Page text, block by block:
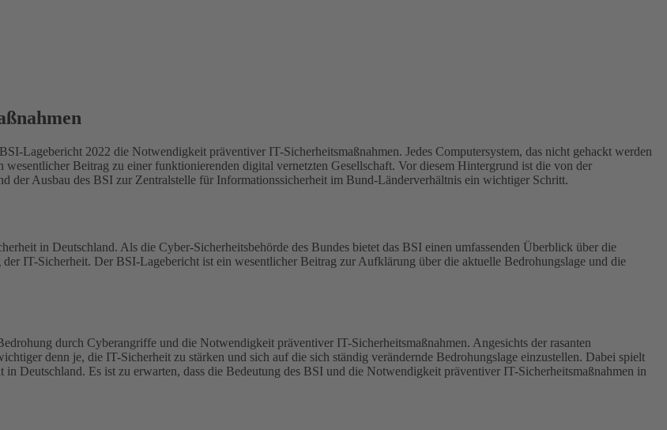
Lagebericht 2022 die Notwendigkeit präventiver IT-Sicherheitsmaßnahmen. Jedes Computersystem, das nicht gehackt werden
Beitrag zu einer funktionierenden digital vernetzten Gesellschaft. Vor diesem Hintergrund ist die von der
der Ausbau des BSI zur Zentralstelle für Informationssicherheit im Bund-Länderverhältnis ein wichtiger Schritt.
in Deutschland. Als die Cyber-Sicherheitsbehörde des Bundes bietet das BSI einen umfassenden Überblick über die
IT-Sicherheit. Der BSI-Lagebericht ist ein wesentlicher Beitrag zur Aufklärung über die aktuelle Bedrohungslage und die
durch Cyberangriffe und die Notwendigkeit präventiver IT-Sicherheitsmaßnahmen. Angesichts der rasanten
denn je, die IT-Sicherheit zu stärken und sich auf die sich ständig verändernde Bedrohungslage einzustellen. Dabei spielt
Deutschland. Es ist zu erwarten, dass die Bedeutung des BSI und die Notwendigkeit präventiver IT-Sicherheitsmaßnahmen in